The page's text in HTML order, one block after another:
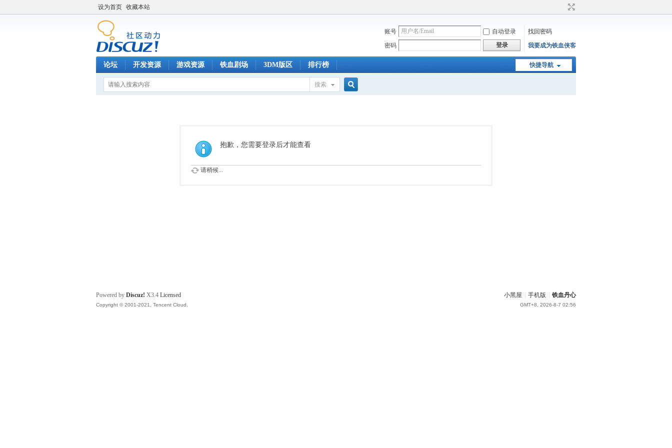
设为首页 收藏本站
账号 自动登录
找回密码
密码
登录 我要成为铁血侠客
快捷导航
论坛 开发资源 游戏资源 铁血剧场 3DM版区 排行榜
搜索
抱歉，您需要登录后才能查看
请稍候...
小黑屋 手机版 铁血丹心
GMT+8, 2026-8-7 02:56
Powered by Discuz! X3.4 Licensed
Copyright © 2001-2021, Tencent Cloud.